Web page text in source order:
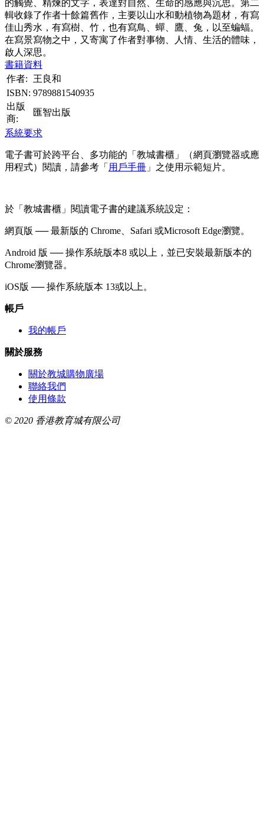
的觸覺、精煉的文字，表達對自然、生命的感應與沉思。第二
輯收錄了作者十餘篇舊作，主要以山水和動植物為題材，有寫
佳山秀水，有寫樹、竹，也有寫鳥、蟬、鷹、兔，以至蝙蝠。
在寫景寫物之中，又寄寓了作者對事物、人情、生活的體味，
啟人深思。
書籍資料
作者:
王良和
ISBN: 9789881540935
出版
商:
匯智出版
系統要求
電子書可於跨平台、多功能的「教城書櫃」（網頁瀏覽器或應
用程式）閱讀，請參考「 用戶手冊 」之使用示範短片。
於「教城書櫃」閱讀電子書的建議系統設定：
網頁版 ── 最新版的 Chrome、Safari 或Microsoft Edge瀏覽。
Android 版 ── 操作系統版本8 或以上，並已安裝最新版本的
Chrome瀏覽器。
iOS版 ── 操作系統版本 13或以上。
帳戶
我的帳戶
關於服務
關於教城購物廣場
聯絡我們
使用條款
© 2020 香港教育城有限公司